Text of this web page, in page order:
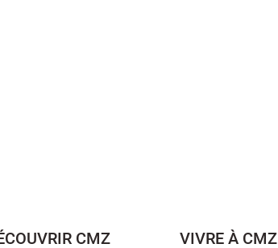
CMZ VIVRE À CMZ